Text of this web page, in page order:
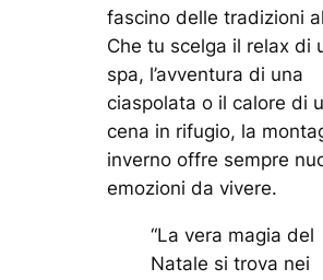
fascino delle tradizioni
Che tu scelga il relax di
spa, l’avventura di una
ciaspolata o il calore di
cena in rifugio, la
inverno offre sempre
emozioni da vivere.
“La vera magia del
Natale si trova nei